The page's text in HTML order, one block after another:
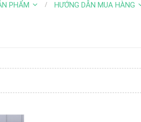
PHẨM HƯỚNG DẪN MUA HÀNG